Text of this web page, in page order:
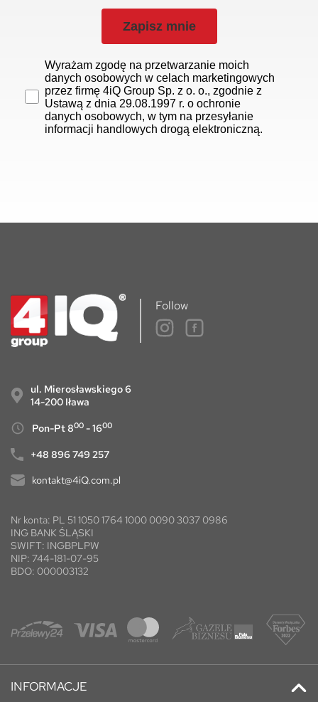
Zapisz mnie
Wyrażam zgodę na przetwarzanie moich
danych osobowych w celach marketingowych
przez firmę 4iQ Group Sp. z o. o., zgodnie z
Ustawą z dnia 29.08.1997 r. o ochronie
danych osobowych, w tym na przesyłanie
informacji handlowych drogą elektroniczną.
Follow
ul. Mierosławskiego 6
14-200 Iława
Pon-Pt 800 - 1600
+48 896 749 257
kontakt@4iQ.com.pl
Nr konta: PL 51 1050 1764 1000 0090 3037 0986
ING BANK ŚLĄSKI
SWIFT: INGBPLPW
NIP: 744-181-07-95
BDO: 000003132
INFORMACJE